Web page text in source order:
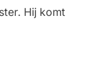
Hij komt